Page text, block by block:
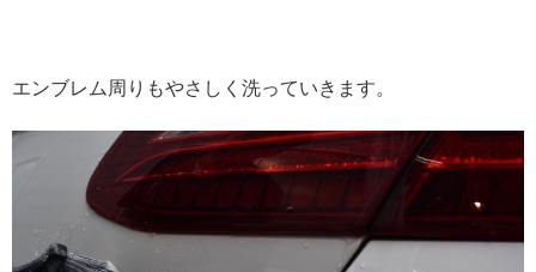
エンブレム周りもやさしく洗っていきます。